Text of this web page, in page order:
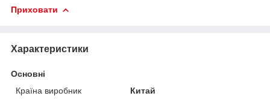
Приховати
Характеристики
Основні
Країна виробник
Китай